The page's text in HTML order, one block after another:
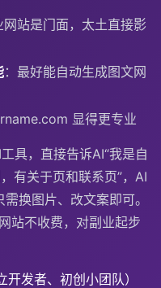
网站是门面，太土直接影
：最好能自动生成图文网
显得更专业
具，直接告诉AI“我是自
有关于页和联系页”，AI
换图片、改文案即可。
站不收费，对副业起步
发者、初创小团队）